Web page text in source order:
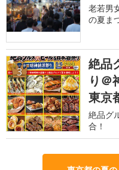
老若男
の夏ま
3
絶品
り＠
東京
絶品グ
合！